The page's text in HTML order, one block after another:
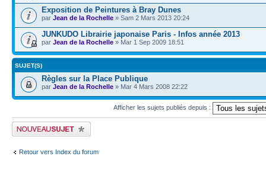
Exposition de Peintures à Bray Dunes
par Jean de la Rochelle » Sam 2 Mars 2013 20:24
JUNKUDO Librairie japonaise Paris - Infos année 2013
par Jean de la Rochelle » Mar 1 Sep 2009 18:51
SUJET(S)
Règles sur la Place Publique
par Jean de la Rochelle » Mar 4 Mars 2008 22:22
Afficher les sujets publiés depuis :
Publier un nouveau sujet
Retour vers Index du forum